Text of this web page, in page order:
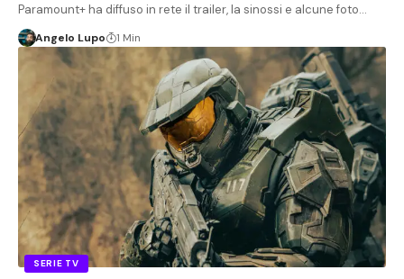
Paramount+ ha diffuso in rete il trailer, la sinossi e alcune foto…
Angelo Lupo 1 Min
SERIE TV